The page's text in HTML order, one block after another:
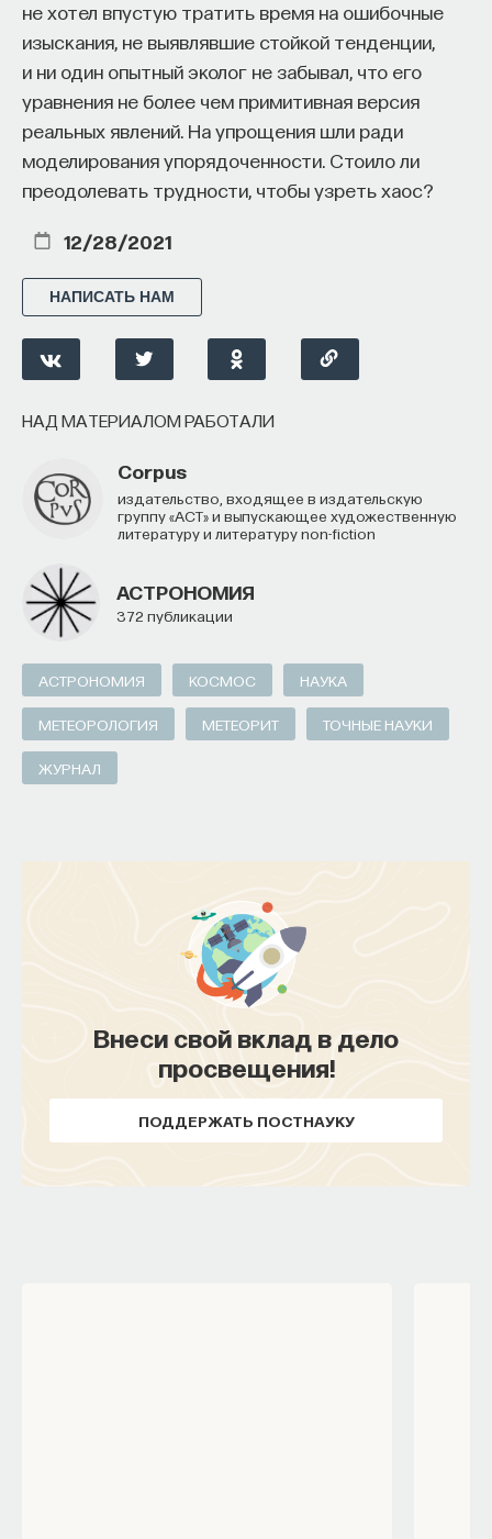
не хотел впустую тратить время на ошибочные
изыскания, не выявлявшие стойкой тенденции,
и ни один опытный эколог не забывал, что его
уравнения не более чем примитивная версия
реальных явлений. На упрощения шли ради
моделирования упорядоченности. Стоило ли
преодолевать трудности, чтобы узреть хаос?
12/28/2021
НАПИСАТЬ НАМ
НАД МАТЕРИАЛОМ РАБОТАЛИ
Corpus
Издательство, входящее в издательскую
группу «АСТ» и выпускающее художественную
литературу и литературу non-fiction
АСТРОНОМИЯ
372 публикации
АСТРОНОМИЯ КОСМОС НАУКА
МЕТЕОРОЛОГИЯ МЕТЕОРИТ ТОЧНЫЕ НАУКИ
ЖУРНАЛ
Внеси свой вклад в дело
просвещения!
ПОДДЕРЖАТЬ ПОСТНАУКУ